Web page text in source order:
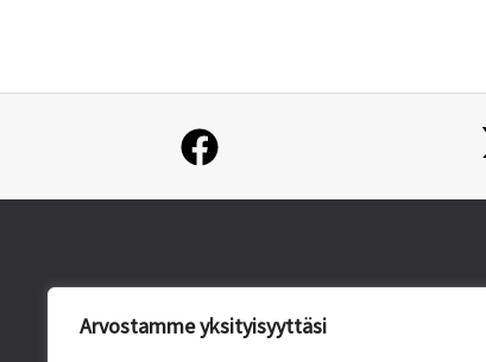
Arvostamme yksityisyyttäsi